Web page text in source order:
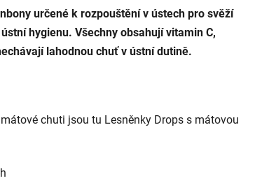
určené k rozpouštění v ústech pro svěží
hygienu. Všechny obsahují vitamin C,
lahodnou chuť v ústní dutině.
chuti jsou tu Lesněnky Drops s mátovou